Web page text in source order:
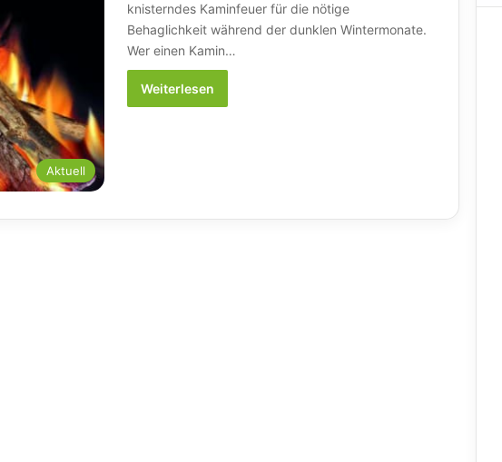
Aktuell
knisterndes Kaminfeuer für die nötige
Behaglichkeit während der dunklen Wintermonate.
Wer einen Kamin…
Weiterlesen